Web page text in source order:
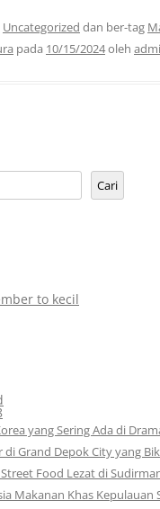
Uncategorized dan ber-tag
pada 10/15/2024oleh
Cari
to kecil
yang Sering Ada di
di Grand Depok City yang
Food Lezat di
Makanan Khas Kepulauan